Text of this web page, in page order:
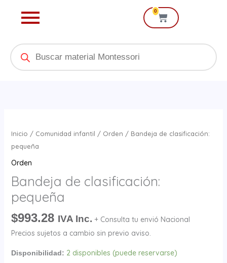
0
Cart
Products
search
Inicio / Comunidad infantil / Orden / Bandeja de clasificación:
pequeña
Orden
Bandeja de clasificación:
pequeña
$993.28 IVA Inc. + Consulta tu envió Nacional
Precios sujetos a cambio sin previo aviso.
Disponibilidad: 2 disponibles (puede reservarse)
de
clasificación: